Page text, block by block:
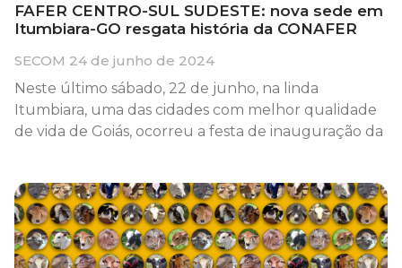
FAFER CENTRO-SUL SUDESTE: nova sede em
Itumbiara-GO resgata história da CONAFER
SECOM 24 de junho de 2024
Neste último sábado, 22 de junho, na linda
Itumbiara, uma das cidades com melhor qualidade
de vida de Goiás, ocorreu a festa de inauguração da